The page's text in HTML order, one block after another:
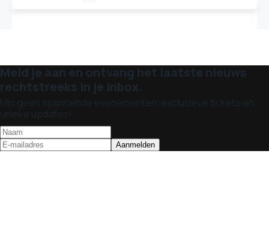
Meld je aan en ontvang het laatste nieuws
rechtstreeks in je inbox.
Mis geen spannende evenementen, exclusieve tickets en
unieke updates!